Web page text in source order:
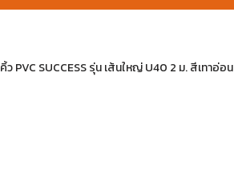
คิ้ว PVC SUCCESS รุ่น เส้นใหญ่ U40 2 ม. สีเทาอ่อน